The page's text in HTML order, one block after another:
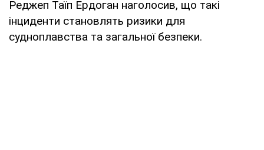
Реджеп Таїп Ердоган наголосив, що такі
інциденти становлять ризики для
судноплавства та загальної безпеки.